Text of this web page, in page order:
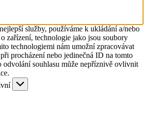
služby, používáme k ukládání a/nebo
zařízení, technologie jako jsou soubory
technologiemi nám umožní zpracovávat
procházení nebo jedinečná ID na tomto
odvolání souhlasu může nepříznivě ovlivnit